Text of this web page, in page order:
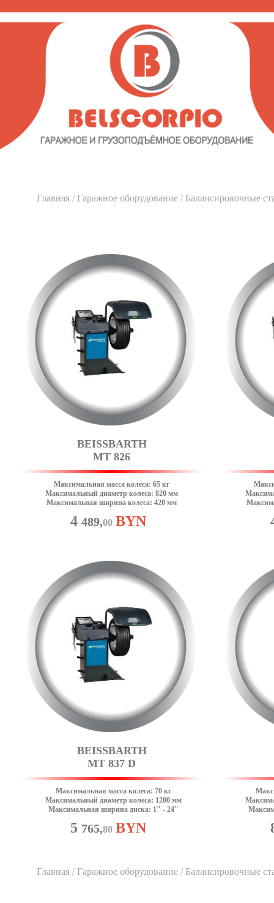
Главная / Гаражное оборудование / Балансировочные
BEISSBARTH
MT 826
Максимальная масса колеса: 65 кг
Максимальный диаметр колеса: 820 мм
Максимальная ширина колеса: 420 мм
4 489,00 BYN
BEISSBARTH
MT 837 D
Максимальная масса колеса: 70 кг
Максимальный диаметр колеса: 1200 мм
Максимальная ширина диска: 1" - 24"
5 765,80 BYN
Главная / Гаражное оборудование / Балансировочные